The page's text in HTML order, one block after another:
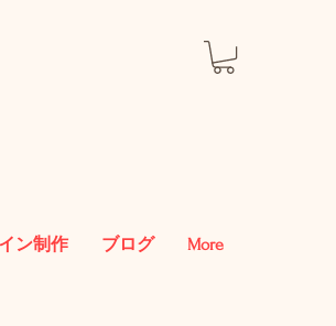
ン制作 ブログ More